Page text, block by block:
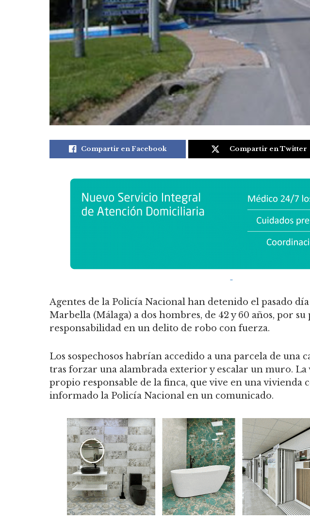
Compartir en Facebook Compartir en Twitter
Agentes de la Policía Nacional han detenido el pasado
Marbella (Málaga) a dos hombres, de 42 y 60 años, por su
responsabilidad en un delito de robo con fuerza.
Los sospechosos habrían accedido a una parcela de una
tras forzar una alambrada exterior y escalar un muro. La
propio responsable de la finca, que vive en una vivienda
informado la Policía Nacional en un comunicado.